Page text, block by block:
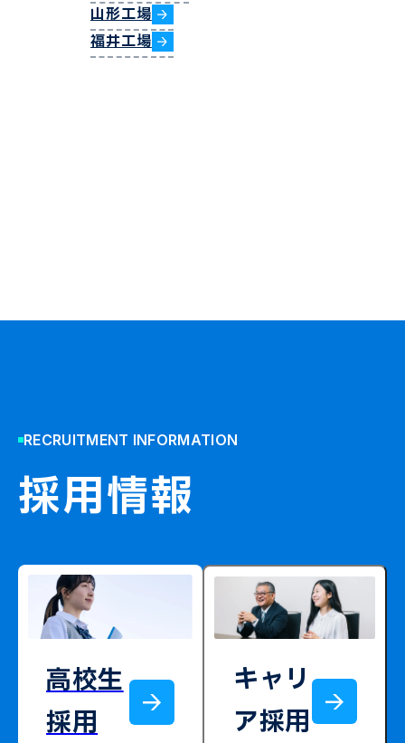
山形工場
福井工場
RECRUITMENT INFORMATION
採用情報
高校生
採用
キャリ
ア採用